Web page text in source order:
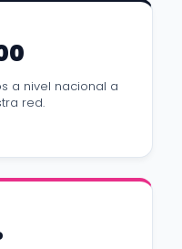
a nivel nacional a
red.